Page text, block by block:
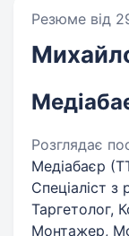
Резюме від
Розглядає
Медіабаєр
Спеціаліст
Таргетолог,
Монтажер,